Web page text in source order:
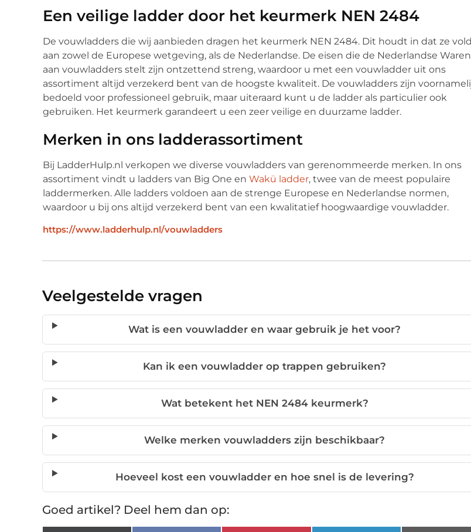
Een veilige ladder door het keurmerk NEN 2484
De vouwladders die wij aanbieden dragen het keurmerk NEN 2484. Dit houdt in dat ze
aan zowel de Europese wetgeving, als de Nederlandse. De eisen die de Nederlandse
aan vouwladders stelt zijn ontzettend streng, waardoor u met een vouwladder uit ons
assortiment altijd verzekerd bent van de hoogste kwaliteit. De vouwladders zijn
bedoeld voor professioneel gebruik, maar uiteraard kunt u de ladder als particulier ook
gebruiken. Het keurmerk garandeert u een zeer veilige en duurzame ladder.
Merken in ons ladderassortiment
Bij LadderHulp.nl verkopen we diverse vouwladders van gerenommeerde merken. In ons
assortiment vindt u ladders van Big One en Wakü ladder, twee van de meest populaire
laddermerken. Alle ladders voldoen aan de strenge Europese en Nederlandse normen,
waardoor u bij ons altijd verzekerd bent van een kwalitatief hoogwaardige vouwladder.
https://www.ladderhulp.nl/vouwladders
Veelgestelde vragen
Wat is een vouwladder en waar gebruik je het voor?
Kan ik een vouwladder op trappen gebruiken?
Wat betekent het NEN 2484 keurmerk?
Welke merken vouwladders zijn beschikbaar?
Hoeveel kost een vouwladder en hoe snel is de levering?
Goed artikel? Deel hem dan op: